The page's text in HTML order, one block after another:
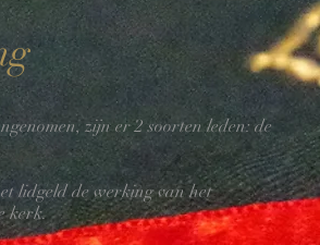
zijn er 2 soorten leden: de
lidgeld de werking van het
kerk.